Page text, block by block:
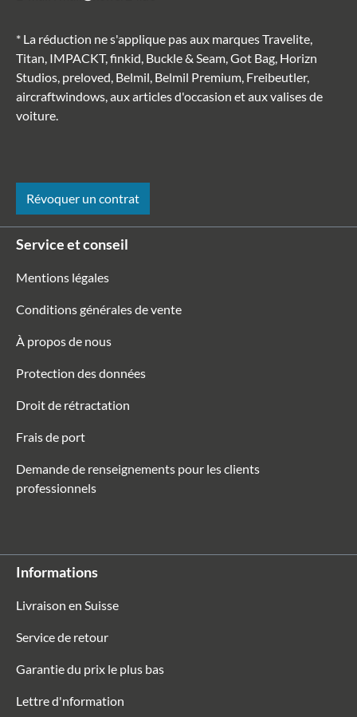
* La réduction ne s'applique pas aux marques Travelite,
Titan, IMPACKT, finkid, Buckle & Seam, Got Bag, Horizn
Studios, preloved, Belmil, Belmil Premium, Freibeutler,
aircraftwindows, aux articles d'occasion et aux valises de
voiture.
Révoquer un contrat
Service et conseil
Mentions légales
Conditions générales de vente
À propos de nous
Protection des données
Droit de rétractation
Frais de port
Demande de renseignements pour les clients
professionnels
Informations
Livraison en Suisse
Service de retour
Garantie du prix le plus bas
Lettre d'nformation